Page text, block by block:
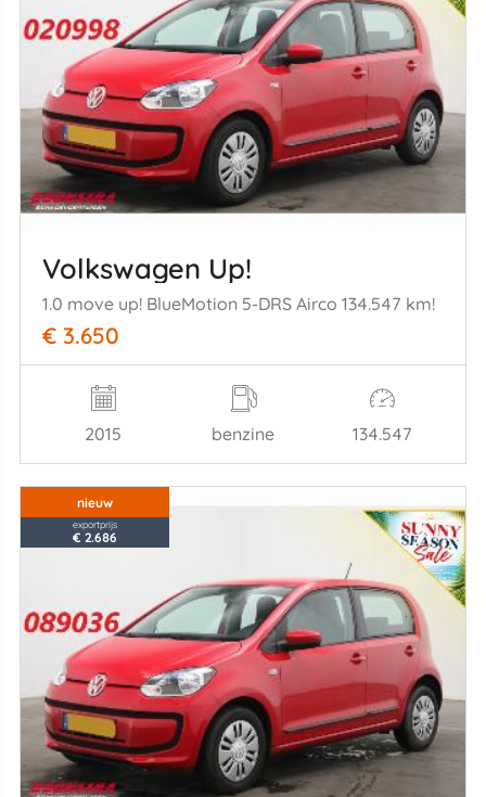
Volkswagen Up!
1.0 move up! BlueMotion 5-DRS Airco 134.547 km!
€ 3.650
2015 benzine 134.547
nieuw
exportprijs
€ 2.686